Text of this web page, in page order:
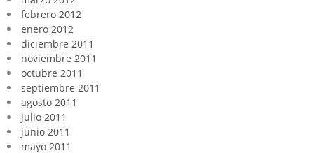
febrero 2012
enero 2012
diciembre 2011
noviembre 2011
octubre 2011
septiembre 2011
agosto 2011
julio 2011
junio 2011
mayo 2011